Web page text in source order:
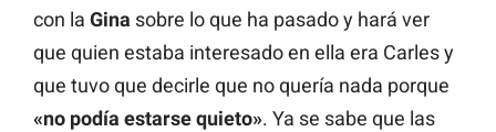
con la Gina sobre lo que ha pasado y hará ver
que quien estaba interesado en ella era Carles y
que tuvo que decirle que no quería nada porque
«no podía estarse quieto». Ya se sabe que las